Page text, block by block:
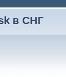
в СНГ